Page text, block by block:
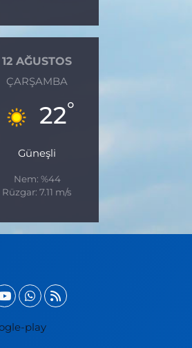
12 AĞUSTOS
ÇARŞAMBA
22°
Güneşli
Nem: %44
Rüzgar: 7.11 m/s